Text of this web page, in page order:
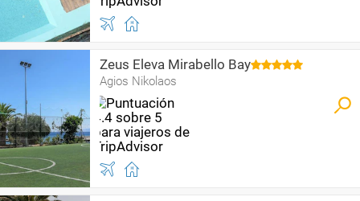
Zeus Eleva Mirabello Bay
Agios Nikolaos